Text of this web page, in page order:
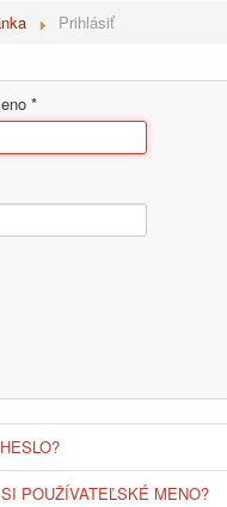
Prihlásiť
*
POUŽÍVATEĽSKÉ MENO?